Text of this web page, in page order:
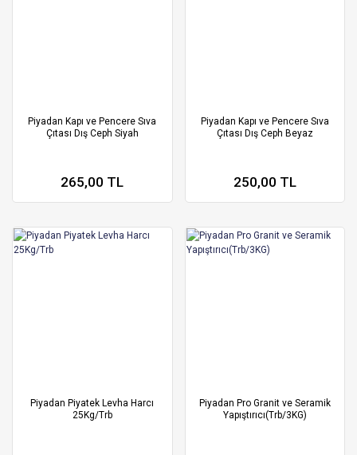
Piyadan Kapı ve Pencere Sıva
Çıtası Dış Ceph Siyah
265,00 TL
Piyadan Kapı ve Pencere Sıva
Çıtası Dış Ceph Beyaz
250,00 TL
Piyadan Piyatek Levha Harcı
25Kg/Trb
Piyadan Pro Granit ve Seramik
Yapıştırıcı(Trb/3KG)